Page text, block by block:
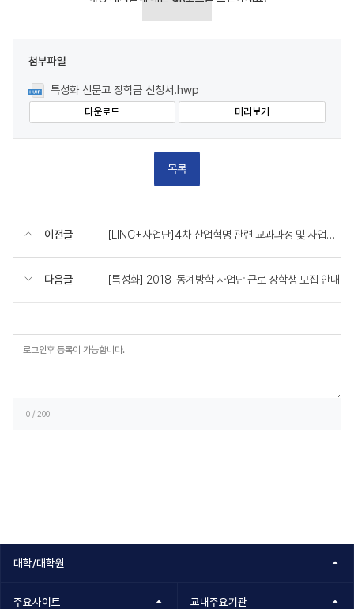
첨부파일
특성화 신문고 장학금 신청서.hwp
다운로드 미리보기
목록
이전글 [LINC+사업단]4차 산업혁명 관련 교과과정 및 사업설명회 개최 안내
다음글 [특성화] 2018-동계방학 사업단 근로 장학생 모집 안내
0 / 200
대학/대학원
주요사이트 교내주요기관